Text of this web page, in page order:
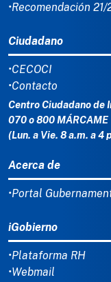
•Recomendación 21/
Ciudadano
•CECOCI
•Contacto
Centro Ciudadano de
070 o 800 MÁRCAME
(Lun. a Vie. 8 a.m. a 4
Acerca de
•Portal
iGobierno
•Plataforma RH
•Webmail